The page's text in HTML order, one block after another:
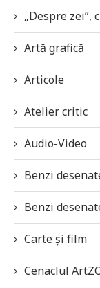
„Despre zei”,
Artă grafică
Articole
Atelier critic
Audio-Video
Benzi
Benzi
Carte și film
Cenaclul